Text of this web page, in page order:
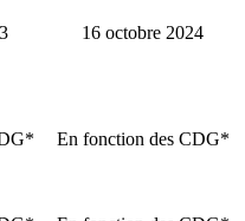
16 octobre 2024
En fonction des CDG*